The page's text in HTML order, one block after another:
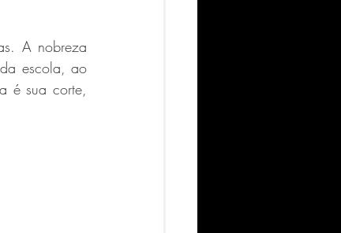
A nobreza
escola, ao
é sua corte,